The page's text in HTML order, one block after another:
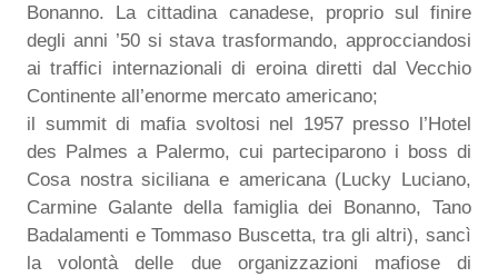
Bonanno. La cittadina canadese, proprio sul finire
degli anni ’50 si stava trasformando, approcciandosi
ai traffici internazionali di eroina diretti dal Vecchio
Continente all’enorme mercato americano;
il summit di mafia svoltosi nel 1957 presso l’Hotel
des Palmes a Palermo, cui parteciparono i boss di
Cosa nostra siciliana e americana (Lucky Luciano,
Carmine Galante della famiglia dei Bonanno, Tano
Badalamenti e Tommaso Buscetta, tra gli altri), sancì
la volontà delle due organizzazioni mafiose di